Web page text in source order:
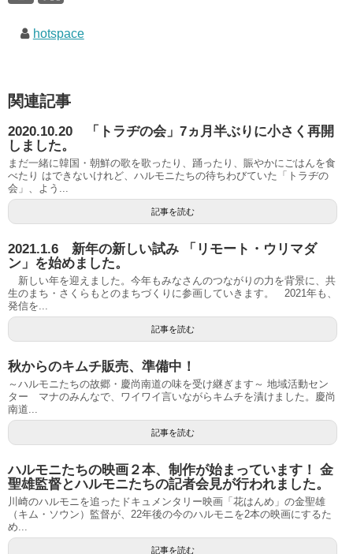
hotspace
関連記事
2020.10.20 「トラヂの会」7ヵ月半ぶりに小さく再開
しました。
まだ一緒に韓国・朝鮮の歌を歌ったり、踊ったり、賑やかにごはんを食
べたり はできないけれど、ハルモニたちの待ちわびていた「トラヂの
会」、よう...
記事を読む
2021.1.6 新年の新しい試み 「リモート・ウリマダ
ン」を始めました。
新しい年を迎えました。今年もみなさんのつながりの力を背景に、共
生のまち・さくらもとのまちづくりに参画していきます。 2021年も、
発信を...
記事を読む
秋からのキムチ販売、準備中！
～ハルモニたちの故郷・慶尚南道の味を受け継ぎます～ 地域活動セン
ター マナのみんなで、ワイワイ言いながらキムチを漬けました。慶尚
南道...
記事を読む
ハルモニたちの映画２本、制作が始まっています！ 金
聖雄監督とハルモニたちの記者会見が行われました。
川崎のハルモニを追ったドキュメンタリー映画「花はんめ」の金聖雄
（キム・ソウン）監督が、22年後の今のハルモニを2本の映画にするた
め...
記事を読む